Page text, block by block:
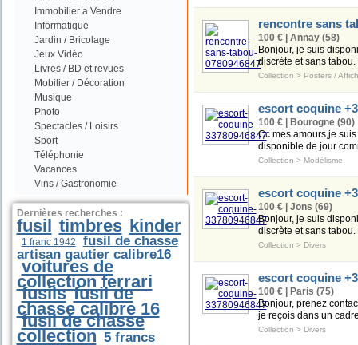
Immobilier a Vendre
Informatique
Jardin / Bricolage
Jeux Vidéo
Livres / BD et revues
Mobilier / Décoration
Musique
Photo
Spectacles / Loisirs
Sport
Téléphonie
Vacances
Vins / Gastronomie
Dernières recherches :
fusil timbres kinder
1 franc 1942
fusil de chasse
artisan gautier calibre16
voitures de
collection ferrari
fusils fusil de
chasse calibre 16
fusil de chasse
collection 5 francs
rencontre sans
100 € | Annay (58)
Bonjour, je suis
discrète et sans
Collection > Posters /
escort coquine
100 € | Bourogne (90)
Cc mes amours,je
disponible de jour
Collection > Modélisme
escort coquine
100 € | Jons (69)
Bonjour, je suis
discrète et sans
Collection > Divers
escort coquine
100 € | Paris (75)
Bonjour, prenez
je reçois dans un
Collection > Divers